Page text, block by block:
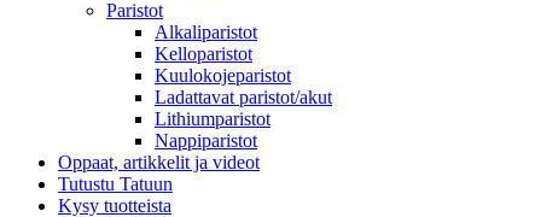
Paristot
Alkaliparistot
Kelloparistot
Kuulokojeparistot
Ladattavat paristot/akut
Lithiumparistot
Nappiparistot
Oppaat, artikkelit ja videot
Tutustu Tatuun
Kysy tuotteista